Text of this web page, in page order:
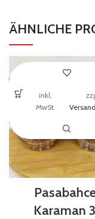
ÄHNLICHE
Karaman
inkl.
MwSt.